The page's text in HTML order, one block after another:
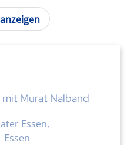
Murat Nalband
Essen,